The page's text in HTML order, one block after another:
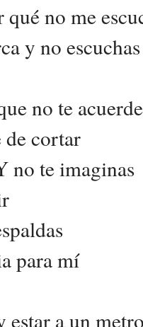
no me
y no escuchas
no te
de cortar
no te imaginas
para mí
a un